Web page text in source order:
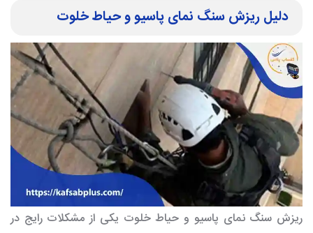
دلیل ریزش سنگ نمای پاسیو و حیاط خلوت
ریزش سنگ نمای پاسیو و حیاط خلوت یکی از مشکلات رایج در